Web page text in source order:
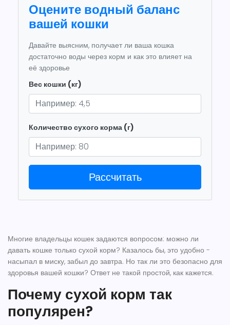
Оцените водный баланс
вашей кошки
Давайте выясним, получает ли ваша кошка
достаточно воды через корм и как это влияет на
её здоровье
Вес кошки (кг)
Количество сухого корма (г)
Рассчитать
Многие владельцы кошек задаются вопросом: можно ли
давать кошке только сухой корм? Казалось бы, это удобно -
насыпал в миску, забыл до завтра. Но так ли это безопасно для
здоровья вашей кошки? Ответ не такой простой, как кажется.
Почему сухой корм так
популярен?